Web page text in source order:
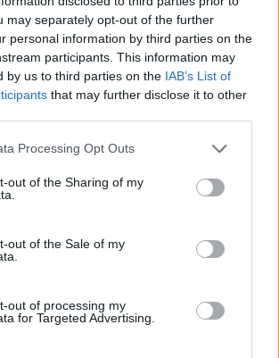
may separately opt-out of the further
personal information by third parties on the
participants. This information may
by us to third parties on the IAB’s List of
that may further disclose it to other
Processing Opt Outs
out of the Sharing of my
out of the Sale of my
out of processing my
for Targeted Advertising.
Deal 269 εκατ. δολαρίων με
του David Beckham